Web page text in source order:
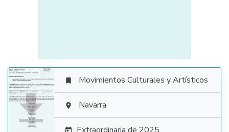

 Movimientos Culturales y Artísticos
 Navarra